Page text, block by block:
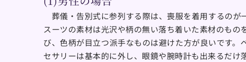
葬儀・告別式に参列する際は、喪服を着用するのが
スーツの素材は光沢や柄の無い落ち着いた素材のも
び、色柄が目立つ派手なものは避けた方が良いです
セサリーは基本的に外し、眼鏡や腕時計も出来るだけ